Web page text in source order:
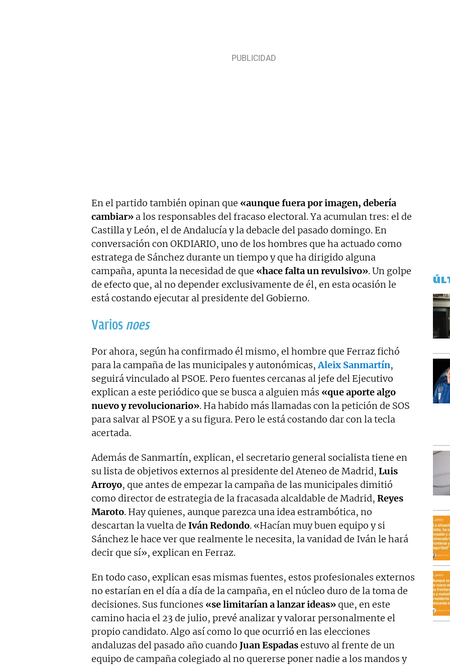
En el partido también opinan que «aunque fuera por imagen, debería
cambiar» a los responsables del fracaso electoral. Ya acumulan tres: el de
Castilla y León, el de Andalucía y la debacle del pasado domingo. En
conversación con OKDIARIO, uno de los hombres que ha actuado como
estratega de Sánchez durante un tiempo y que ha dirigido alguna
campaña, apunta la necesidad de que «hace falta un revulsivo». Un golpe
de efecto que, al no depender exclusivamente de él, en esta ocasión le
está costando ejecutar al presidente del Gobierno.
Varios noes
Por ahora, según ha confirmado él mismo, el hombre que Ferraz fichó
para la campaña de las municipales y autonómicas,Aleix Sanmartín,
seguirá vinculado al PSOE. Pero fuentes cercanas al jefe del Ejecutivo
explican a este periódico que se busca a alguien más «que aporte algo
nuevo y revolucionario». Ha habido más llamadas con la petición de SOS
para salvar al PSOE y a su figura. Pero le está costando dar con la tecla
acertada.
Además de Sanmartín, explican, el secretario general socialista tiene en
su lista de objetivos externos al presidente del Ateneo de Madrid, Luis
Arroyo, que antes de empezar la campaña de las municipales dimitió
como director de estrategia de la fracasada alcaldable de Madrid, Reyes
Maroto. Hay quienes, aunque parezca una idea estrambótica, no
descartan la vuelta de Iván Redondo. «Hacían muy buen equipo y si
Sánchez le hace ver que realmente le necesita, la vanidad de Iván le hará
decir que sí», explican en Ferraz.
En todo caso, explican esas mismas fuentes, estos profesionales externos
no estarían en el día a día de la campaña, en el núcleo duro de la toma de
decisiones. Sus funciones «se limitarían a lanzar ideas»que, en este
camino hacia el 23 de julio, prevé analizar y valorar personalmente el
propio candidato. Algo así como lo que ocurrió en las elecciones
andaluzas del pasado año cuando Juan Espadasestuvo al frente de un
equipo de campaña colegiado al no quererse poner nadie a los mandos y